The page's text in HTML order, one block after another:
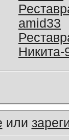
amid33
Никита-
или